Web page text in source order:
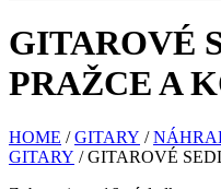
GITAROVÉ
PRAŽCE A
HOME /GITARY /
GITARY / GITAROVÉ